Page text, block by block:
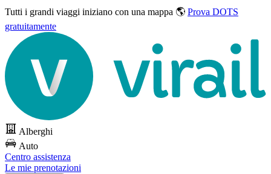
Tutti i grandi viaggi iniziano con una mappa 🌎 Prova DOTS
gratuitamente
Alberghi
Auto
Centro assistenza
Le mie prenotazioni